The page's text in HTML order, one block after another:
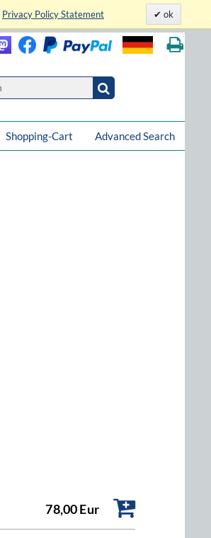
Privacy Policy Statement ok
Advanced Search
Shopping-Cart
78,00 Eur